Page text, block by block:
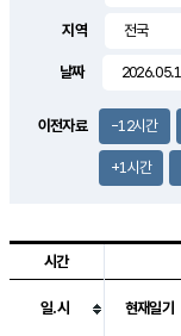
지역
날짜
이전자료 -12시간
+1시간
시간
일.시 현재일기